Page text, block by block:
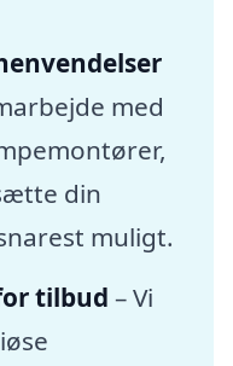
med
din
muligt.
tilbud – Vi